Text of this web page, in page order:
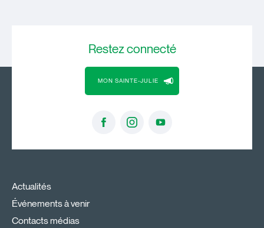
Restezconnecté
MON SAINTE-JULIE
Actualités
Événements à venir
Contacts médias